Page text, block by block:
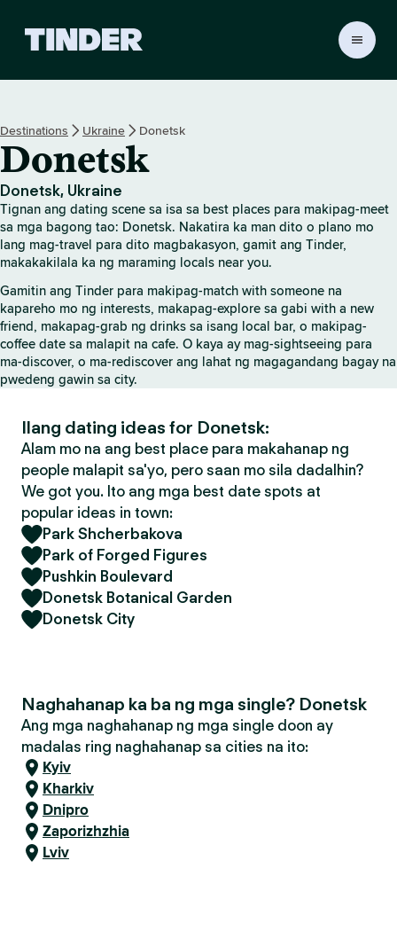
r
o
e
Destinations Ukraine Donetsk
Donetsk
Donetsk, Ukraine
Tignan ang dating scene sa isa sa best places para makipag-meet
sa mga bagong tao: Donetsk. Nakatira ka man dito o plano mo
lang mag-travel para dito magbakasyon, gamit ang Tinder,
makakakilala ka ng maraming locals near you.
Gamitin ang Tinder para makipag-match with someone na
kapareho mo ng interests, makapag-explore sa gabi with a new
friend, makapag-grab ng drinks sa isang local bar, o makipag-
coffee date sa malapit na cafe. O kaya ay mag-sightseeing para
ma-discover, o ma-rediscover ang lahat ng magagandang bagay na
pwedeng gawin sa city.
Ilang dating ideas for Donetsk:
Alam mo na ang best place para makahanap ng
people malapit sa'yo, pero saan mo sila dadalhin?
We got you. Ito ang mga best date spots at
popular ideas in town:
Park Shcherbakova
Park of Forged Figures
Pushkin Boulevard
Donetsk Botanical Garden
Donetsk City
Naghahanap ka ba ng mga single? Donetsk
Ang mga naghahanap ng mga single doon ay
madalas ring naghahanap sa cities na ito:
Kyiv
Kharkiv
Dnipro
Zaporizhzhia
Lviv